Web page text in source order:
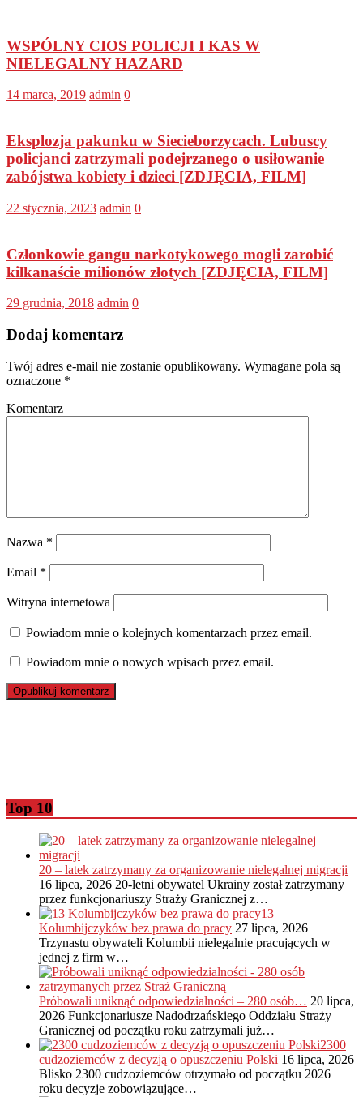
WSPÓLNY CIOS POLICJI I KAS W
NIELEGALNY HAZARD
14 marca, 2019 admin 0
Eksplozja pakunku w Siecieborzycach. Lubuscy
policjanci zatrzymali podejrzanego o usiłowanie
zabójstwa kobiety i dzieci [ZDJĘCIA, FILM]
22 stycznia, 2023 admin 0
Członkowie gangu narkotykowego mogli zarobić
kilkanaście milionów złotych [ZDJĘCIA, FILM]
29 grudnia, 2018 admin 0
Dodaj komentarz
Twój adres e-mail nie zostanie opublikowany. Wymagane pola są
oznaczone *
Komentarz
Nazwa *
Email *
Witryna internetowa
Powiadom mnie o kolejnych komentarzach przez email.
Powiadom mnie o nowych wpisach przez email.
Top 10
20 – latek zatrzymany za organizowanie nielegalnej migracji
16 lipca, 2026 20-letni obywatel Ukrainy został zatrzymany
przez funkcjonariuszy Straży Granicznej z…
13
Kolumbijczyków bez prawa do pracy 27 lipca, 2026
Trzynastu obywateli Kolumbii nielegalnie pracujących w
jednej z firm w…
Próbowali uniknąć odpowiedzialności – 280 osób… 20 lipca,
2026 Funkcjonariusze Nadodrzańskiego Oddziału Straży
Granicznej od początku roku zatrzymali już…
2300
cudzoziemców z decyzją o opuszczeniu Polski 16 lipca, 2026
Blisko 2300 cudzoziemców otrzymało od początku 2026
roku decyzje zobowiązujące…